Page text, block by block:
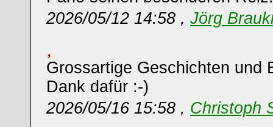
2026/05/12 14:58 , Jörg
Grossartige Geschichten und
Dank dafür :-)
2026/05/16 15:58 , Christoph